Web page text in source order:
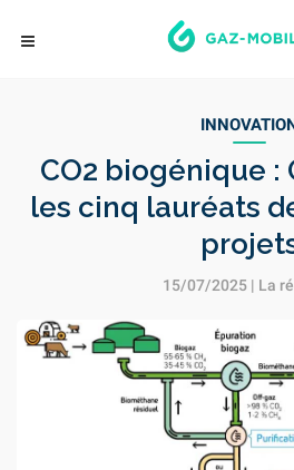
CO2 biogénique :
les cinq lauréats
15/07/2025 | La